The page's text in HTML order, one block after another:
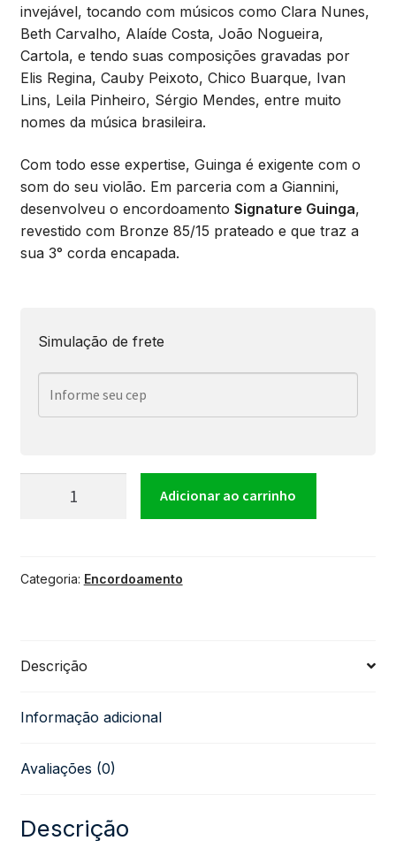
invejável, tocando com músicos como Clara Nunes,
Beth Carvalho, Alaíde Costa, João Nogueira,
Cartola, e tendo suas composições gravadas por
Elis Regina, Cauby Peixoto, Chico Buarque, Ivan
Lins, Leila Pinheiro, Sérgio Mendes, entre muito
nomes da música brasileira.
Com todo esse expertise, Guinga é exigente com o
som do seu violão. Em parceria com a Giannini,
desenvolveu o encordoamento Signature Guinga,
revestido com Bronze 85/15 prateado e que traz a
sua 3° corda encapada.
Simulação de frete
Encordoamento
Violão
Signature
Guinga
Giannini
Bronze
Adicionar ao carrinho
Categoria: Encordoamento
Descrição
Informação adicional
Avaliações (0)
Descrição